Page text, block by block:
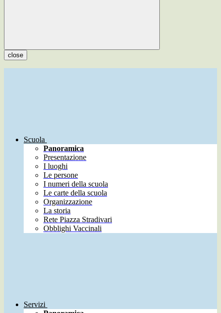
close
Scuola
Panoramica
Presentazione
I luoghi
Le persone
I numeri della scuola
Le carte della scuola
Organizzazione
La storia
Rete Piazza Stradivari
Obblighi Vaccinali
Servizi